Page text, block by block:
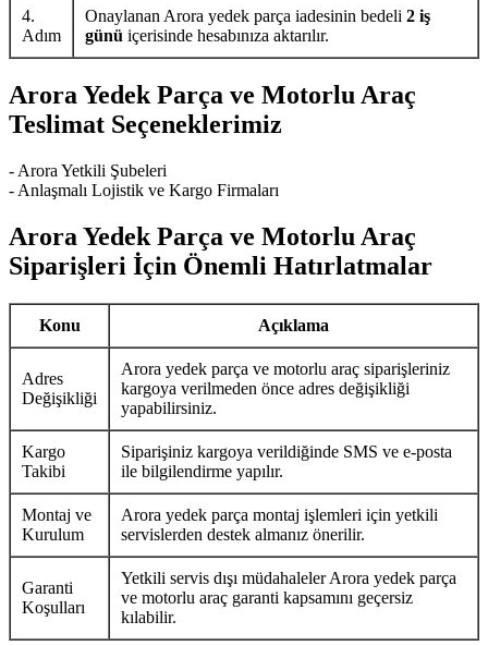
4.
Adım
Onaylanan Arora yedek parça iadesinin bedeli 2 iş
günü içerisinde hesabınıza aktarılır.
Arora Yedek Parça ve Motorlu Araç
Teslimat Seçeneklerimiz
- Arora Yetkili Şubeleri
- Anlaşmalı Lojistik ve Kargo Firmaları
Arora Yedek Parça ve Motorlu Araç
Siparişleri İçin Önemli Hatırlatmalar
Konu Açıklama
Adres
Değişikliği
Arora yedek parça ve motorlu araç siparişleriniz
kargoya verilmeden önce adres değişikliği
yapabilirsiniz.
Kargo
Takibi
Siparişiniz kargoya verildiğinde SMS ve e-posta
ile bilgilendirme yapılır.
Montaj ve
Kurulum
Arora yedek parça montaj işlemleri için yetkili
servislerden destek almanız önerilir.
Garanti
Koşulları
Yetkili servis dışı müdahaleler Arora yedek parça
ve motorlu araç garanti kapsamını geçersiz
kılabilir.